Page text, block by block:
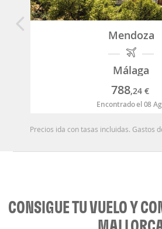
Mendoza
Málaga
788,24 €
Encontrado el 08
Precios ida con tasas incluidas. Gastos
CONSIGUE TU VUELO Y